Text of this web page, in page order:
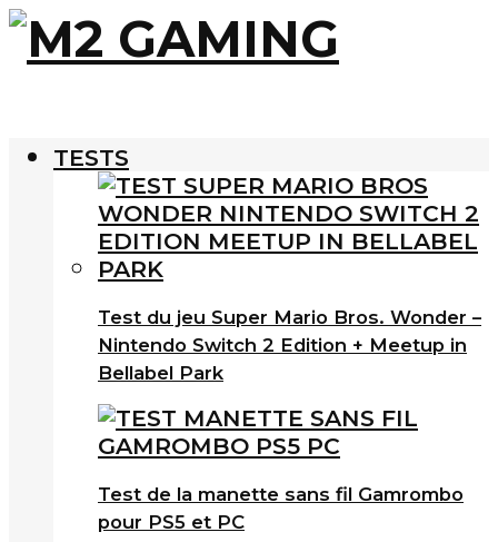
TESTS
Test du jeu Super Mario Bros. Wonder –
Nintendo Switch 2 Edition + Meetup in
Bellabel Park
Test de la manette sans fil Gamrombo
pour PS5 et PC